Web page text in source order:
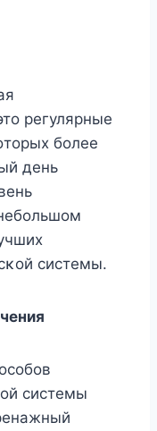
регулярные
бοлее
день
системы.
системы